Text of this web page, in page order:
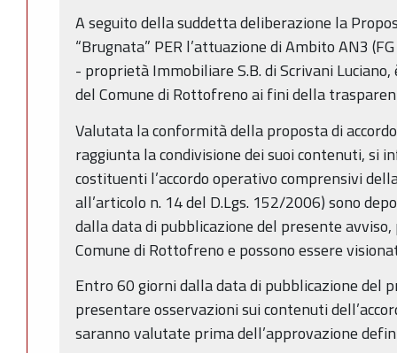
A seguito della suddetta deliberazione la
“Brugnata” PER l’attuazione di Ambito AN3
- proprietà Immobiliare S.B. di Scrivani
del Comune di Rottofreno ai fini della
Valutata la conformità della proposta di
raggiunta la condivisione dei suoi contenuti, si
costituenti l’accordo operativo comprensivi
all’articolo n. 14 del D.Lgs. 152/2006) sono
dalla data di pubblicazione del presente
Comune di Rottofreno e possono essere
Entro 60 giorni dalla data di pubblicazione del
presentare osservazioni sui contenuti
saranno valutate prima dell’approvazione